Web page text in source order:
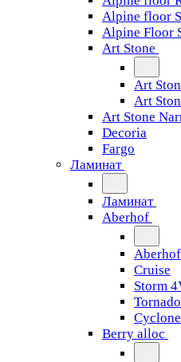
Alpine floor
Alpine Floor
Art Stone
Art
Art
Art Stone
Decoria
Fargo
Ламинат
Ламинат
Aberhof
Aberhof
Cruise
Storm
Tornado
Сyclone
Berry alloc